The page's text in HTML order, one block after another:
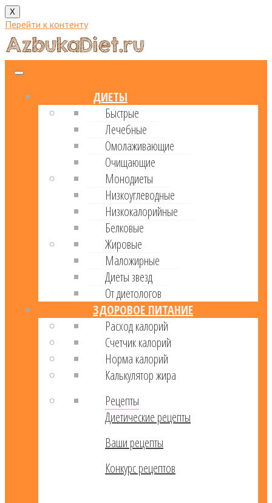
X
Перейти к контенту
ДИЕТЫ
Быстрые
Лечебные
Омолаживающие
Очищающие
Монодиеты
Низкоуглеводные
Низкокалорийные
Белковые
Жировые
Маложирные
Диеты звезд
От диетологов
ЗДОРОВОЕ ПИТАНИЕ
Расход калорий
Cчетчик калорий
Норма калорий
Калькулятор жира
Рецепты
Диетические рецепты
Ваши рецепты
Конкурс рецептов